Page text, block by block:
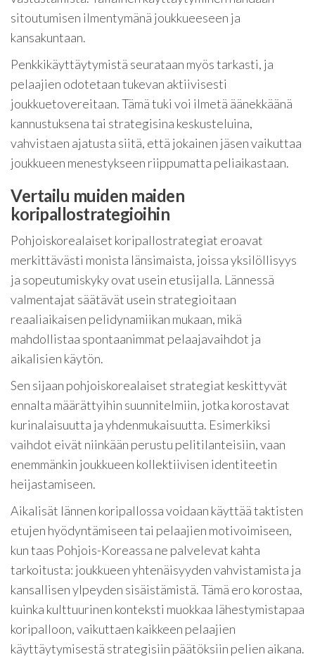
sitoutumisen ilmentymänä joukkueeseen ja
kansakuntaan.
Penkkikäyttäytymistä seurataan myös tarkasti, ja
pelaajien odotetaan tukevan aktiivisesti
joukkuetovereitaan. Tämä tuki voi ilmetä äänekkäänä
kannustuksena tai strategisina keskusteluina,
vahvistaen ajatusta siitä, että jokainen jäsen vaikuttaa
joukkueen menestykseen riippumatta peliaikastaan.
Vertailu muiden maiden
koripallostrategioihin
Pohjoiskorealaiset koripallostrategiat eroavat
merkittävästi monista länsimaista, joissa yksilöllisyys
ja sopeutumiskyky ovat usein etusijalla. Lännessä
valmentajat säätävät usein strategioitaan
reaaliaikaisen pelidynamiikan mukaan, mikä
mahdollistaa spontaanimmat pelaajavaihdot ja
aikalisien käytön.
Sen sijaan pohjoiskorealaiset strategiat keskittyvät
ennalta määrättyihin suunnitelmiin, jotka korostavat
kurinalaisuutta ja yhdenmukaisuutta. Esimerkiksi
vaihdot eivät niinkään perustu pelitilanteisiin, vaan
enemmänkin joukkueen kollektiivisen identiteetin
heijastamiseen.
Aikalisät lännen koripallossa voidaan käyttää taktisten
etujen hyödyntämiseen tai pelaajien motivoimiseen,
kun taas Pohjois-Koreassa ne palvelevat kahta
tarkoitusta: joukkueen yhtenäisyyden vahvistamista ja
kansallisen ylpeyden sisäistämistä. Tämä ero korostaa,
kuinka kulttuurinen konteksti muokkaa lähestymistapaa
koripalloon, vaikuttaen kaikkeen pelaajien
käyttäytymisestä strategisiin päätöksiin pelien aikana.